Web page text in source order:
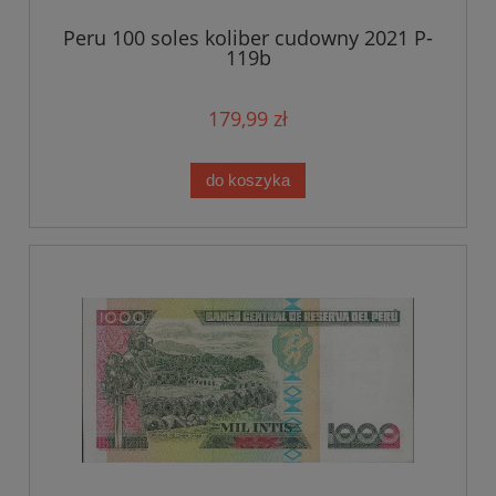
Peru 100 soles koliber cudowny 2021 P-
119b
179,99 zł
do koszyka